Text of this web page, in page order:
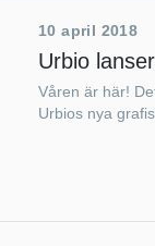
10 april 2018
Urbio
Våren är här!
Urbios nya